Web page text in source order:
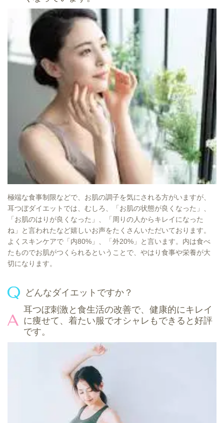
極端な食事制限などで、お肌の調子を気にされる方がいますが、
耳つぼダイエットでは、むしろ、「お肌の状態が良くなった」、
「お肌のはりが良くなった」、「周りの人からキレイになった
ね」と言われたなど嬉しいお声をたくさんいただいております。
よくスキンケアで「内80%」、「外20%」と言います。内は食べ
たものでお肌がつくられるということで、やはり食事や栄養が大
切になります。
どんなダイエットですか ？
耳つぼ刺激と食生活の改善で、健康的にキレイ
に痩せて、着たい服でオシャレもできると好評
です。